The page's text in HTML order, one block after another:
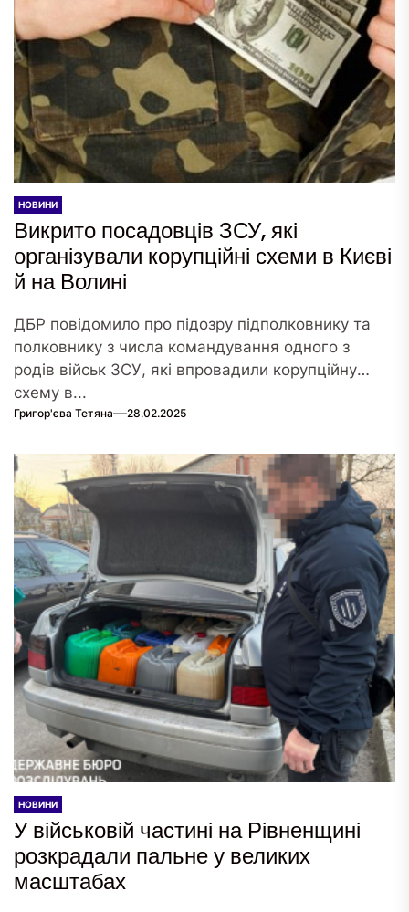
НОВИНИ
Викрито посадовців ЗСУ, які
організували корупційні схеми в Києві
й на Волині
ДБР повідомило про підозру підполковнику та
полковнику з числа командування одного з
родів військ ЗСУ, які впровадили корупційну
схему в...
Григор'єва Тетяна 28.02.2025
НОВИНИ
У військовій частині на Рівненщині
розкрадали пальне у великих
масштабах